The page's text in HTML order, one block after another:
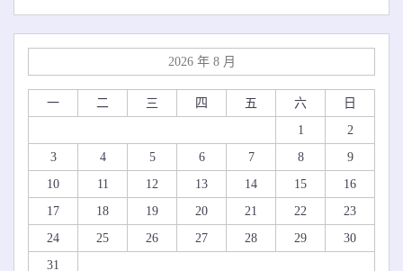
2026 年 8 月
一 二 三 四 五 六
日
1
2
3
4 5 6 7 8
9
10
11 12 13 14 15
16
17
18 19 20 21 22
23
24
25 26 27 28 29
30
31